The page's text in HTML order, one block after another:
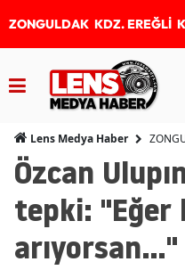
ZONGULDAK KDZ. EREĞLİ
Lens Medya Haber
Özcan
tepki:
arıyorsan..."